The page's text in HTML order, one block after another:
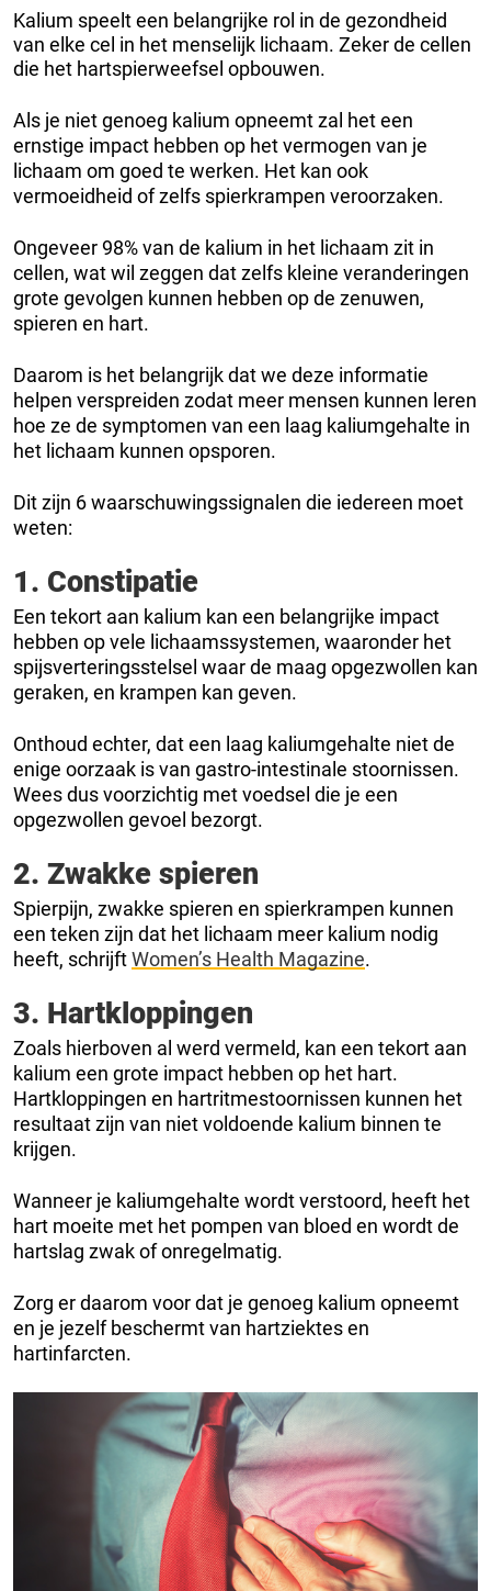
Kalium speelt een belangrijke rol in de gezondheid
van elke cel in het menselijk lichaam. Zeker de cellen
die het hartspierweefsel opbouwen.
Als je niet genoeg kalium opneemt zal het een
ernstige impact hebben op het vermogen van je
lichaam om goed te werken. Het kan ook
vermoeidheid of zelfs spierkrampen veroorzaken.
Ongeveer 98% van de kalium in het lichaam zit in
cellen, wat wil zeggen dat zelfs kleine veranderingen
grote gevolgen kunnen hebben op de zenuwen,
spieren en hart.
Daarom is het belangrijk dat we deze informatie
helpen verspreiden zodat meer mensen kunnen leren
hoe ze de symptomen van een laag kaliumgehalte in
het lichaam kunnen opsporen.
Dit zijn 6 waarschuwingssignalen die iedereen moet
weten:
1. Constipatie
Een tekort aan kalium kan een belangrijke impact
hebben op vele lichaamssystemen, waaronder het
spijsverteringsstelsel waar de maag opgezwollen kan
geraken, en krampen kan geven.
Onthoud echter, dat een laag kaliumgehalte niet de
enige oorzaak is van gastro-intestinale stoornissen.
Wees dus voorzichtig met voedsel die je een
opgezwollen gevoel bezorgt.
2. Zwakke spieren
Spierpijn, zwakke spieren en spierkrampen kunnen
een teken zijn dat het lichaam meer kalium nodig
heeft, schrijftWomen’s Health Magazine.
3. Hartkloppingen
Zoals hierboven al werd vermeld, kan een tekort aan
kalium een grote impact hebben op het hart.
Hartkloppingen en hartritmestoornissen kunnen het
resultaat zijn van niet voldoende kalium binnen te
krijgen.
Wanneer je kaliumgehalte wordt verstoord, heeft het
hart moeite met het pompen van bloed en wordt de
hartslag zwak of onregelmatig.
Zorg er daarom voor dat je genoeg kalium opneemt
en je jezelf beschermt van hartziektes en
hartinfarcten.